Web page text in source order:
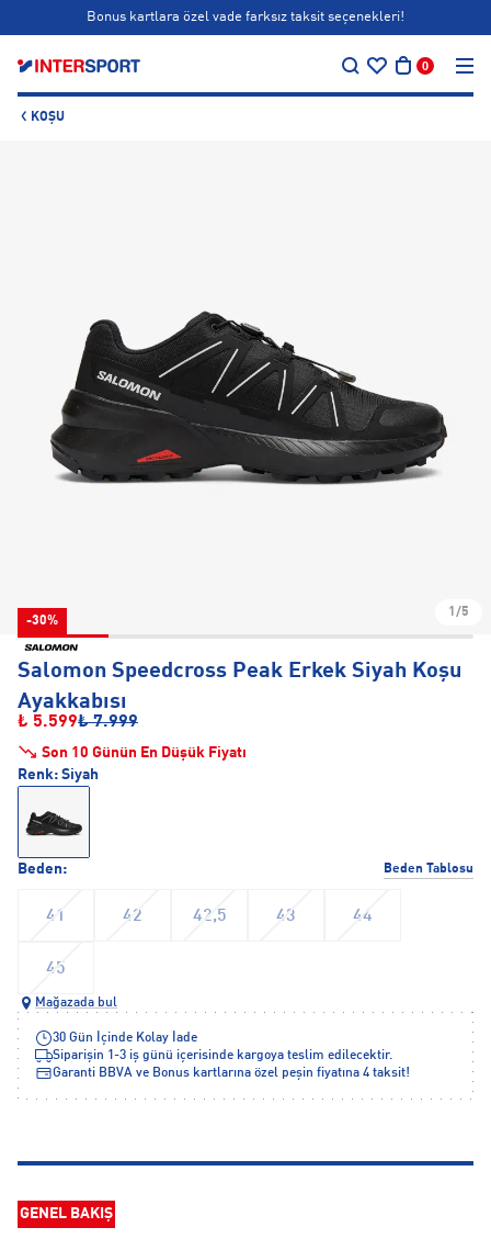
Bonus kartlara özel vade farksız taksit seçenekleri!
0
KOŞU
-30%
1/5
Salomon Speedcross Peak Erkek Siyah Koşu
Ayakkabısı
₺ 5.599₺ 7.999
Son 10 Günün En Düşük Fiyatı
Beden: Beden Tablosu
41 42 42,5 43 44
45
Renk: Siyah
Mağazada bul
30 Gün İçinde Kolay İade
Siparişin 1-3 iş günü içerisinde kargoya teslim edilecektir.
Garanti BBVA ve Bonus kartlarına özel peşin fiyatına 4 taksit!
GENEL BAKIŞ